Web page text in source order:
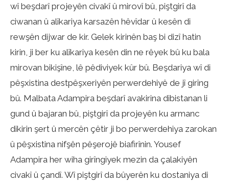
wî beşdarî projeyên civakî û mirovî bû, piştgirî da
ciwanan û alîkariya karsazên hêvîdar û kesên di
rewşên dijwar de kir. Gelek kirinên baş bi dizî hatin
kirin, ji ber ku alîkariya kesên din ne rêyek bû ku bala
mirovan bikişîne, lê pêdiviyek kûr bû. Beşdariya wî di
pêşxistina destpêşxeriyên perwerdehiyê de jî girîng
bû. Malbata Adampira beşdarî avakirina dibistanan li
gund û bajaran bû, piştgirî da projeyên ku armanc
dikirin şert û mercên çêtir ji bo perwerdehiya zarokan
û pêşxistina nifşên pêşerojê biafirînin. Yousef
Adampira her wiha girîngiyek mezin da çalakiyên
civakî û çandî. Wî piştgirî da bûyerên ku dostaniya di